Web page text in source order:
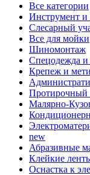
Все категории
Инструмент и
Слесарный
Все для мойки
Шиномонтаж
Спецодежда
Крепеж и
Протирочный
Малярно-
new
Абразивные
Клейкие
Оснастка к